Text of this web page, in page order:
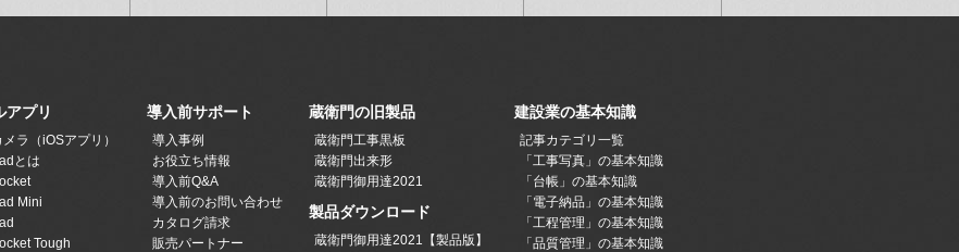
アプリ
ラ（iOSアプリ）
とは
Mini
Tough
導入前サポート
導入事例
お役立ち情報
導入前Q&A
導入前のお問い合わせ
カタログ請求
販売パートナー
蔵衛門の旧製品
蔵衛門工事黒板
蔵衛門出来形
蔵衛門御用達2021
製品ダウンロード
蔵衛門御用達2021【製品版】
建設業の基本知識
記事カテゴリ一覧
「工事写真」の基本知識
「台帳」の基本知識
「電子納品」の基本知識
「工程管理」の基本知識
「品質管理」の基本知識